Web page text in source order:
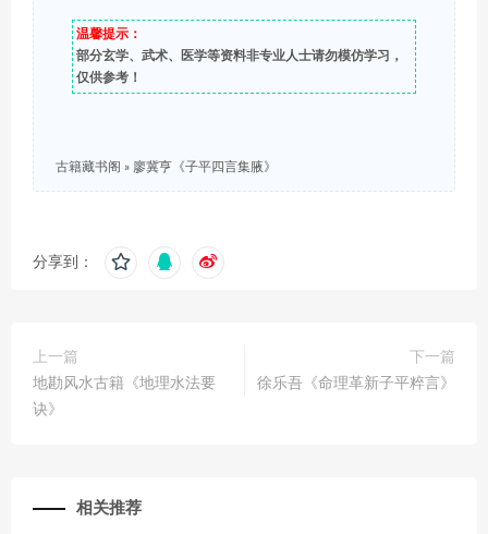
温馨提示：
部分玄学、武术、医学等资料非专业人士请勿模仿学习，
仅供参考！
古籍藏书阁 » 廖冀亨《子平四言集腋》
分享到：
上一篇
地勘风水古籍《地理水法要
诀》
下一篇
徐乐吾《命理革新子平粹言》
相关推荐